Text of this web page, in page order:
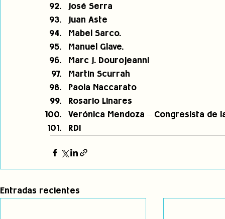
José Serra
Juan Aste
Mabel Sarco.
Manuel Glave.
Marc J. Dourojeanni
Martin Scurrah
Paola Naccarato
Rosario Linares
Verónica Mendoza – Congresista de
RDI
Entradas recientes